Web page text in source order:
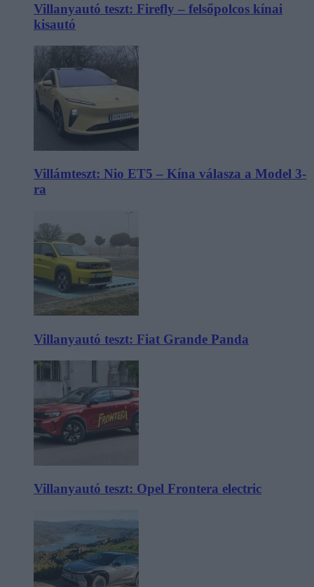
Villanyautó teszt: Firefly – felsőpolcos kínai
kisautó
Villámteszt: Nio ET5 – Kína válasza a Model 3-
ra
Villanyautó teszt: Fiat Grande Panda
Villanyautó teszt: Opel Frontera electric